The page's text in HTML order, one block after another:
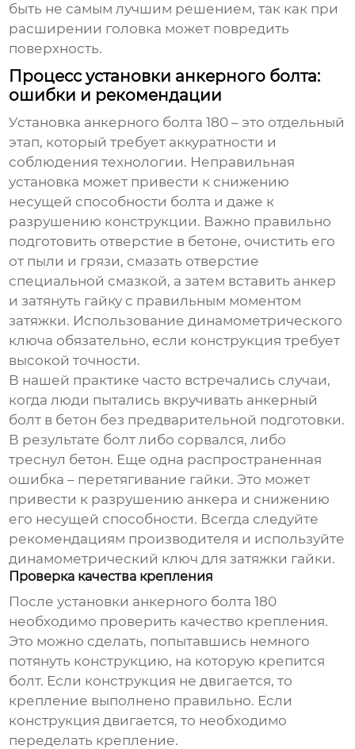
быть не самым лучшим решением, так как при
расширении головка может повредить
поверхность.
Процесс установки анкерного болта:
ошибки и рекомендации
Установка анкерного болта 180 – это отдельный
этап, который требует аккуратности и
соблюдения технологии. Неправильная
установка может привести к снижению
несущей способности болта и даже к
разрушению конструкции. Важно правильно
подготовить отверстие в бетоне, очистить его
от пыли и грязи, смазать отверстие
специальной смазкой, а затем вставить анкер
и затянуть гайку с правильным моментом
затяжки. Использование динамометрического
ключа обязательно, если конструкция требует
высокой точности.
В нашей практике часто встречались случаи,
когда люди пытались вкручивать анкерный
болт в бетон без предварительной подготовки.
В результате болт либо сорвался, либо
треснул бетон. Еще одна распространенная
ошибка – перетягивание гайки. Это может
привести к разрушению анкера и снижению
его несущей способности. Всегда следуйте
рекомендациям производителя и используйте
динамометрический ключ для затяжки гайки.
Проверка качества крепления
После установки анкерного болта 180
необходимо проверить качество крепления.
Это можно сделать, попытавшись немного
потянуть конструкцию, на которую крепится
болт. Если конструкция не двигается, то
крепление выполнено правильно. Если
конструкция двигается, то необходимо
переделать крепление.